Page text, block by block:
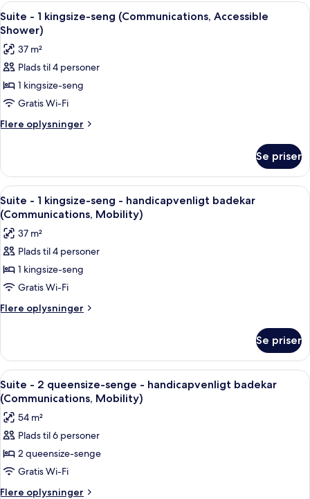
queensize-
senge
Indlæs
alle
billeder
af
Suite
-
1
kingsize-
Accessible
Shower)
Et hotelværelse med seng, sofa,
4
Suite - 1 kingsize-seng (Communications, Accessible
Shower)
37 m²
Plads til 4 personer
1 kingsize-seng
Gratis Wi-Fi
Flere oplysninger
Flere
-
kingsize-
seng
(Communications,
Accessible
Shower)
Se priser
Indlæs
alle
billeder
af
Suite
-
1
kingsize-
handicapvenligt
badekar
(Communications,
Mobility)
Et hotelværelse med en stor seng,
4
Suite - 1 kingsize-seng - handicapvenligt badekar
(Communications, Mobility)
37 m²
Plads til 4 personer
1 kingsize-seng
Gratis Wi-Fi
Flere oplysninger
Flere
-
kingsize-
seng
-
handicapvenligt
badekar
(Communications,
Mobility)
Se priser
Indlæs
alle
billeder
af
Suite
-
2
queensize-
Et hotelværelse med to senge, et
5
Suite - 2 queensize-senge - handicapvenligt badekar
(Communications, Mobility)
54 m²
Plads til 6 personer
2 queensize-senge
Gratis Wi-Fi
Flere oplysninger
Flere